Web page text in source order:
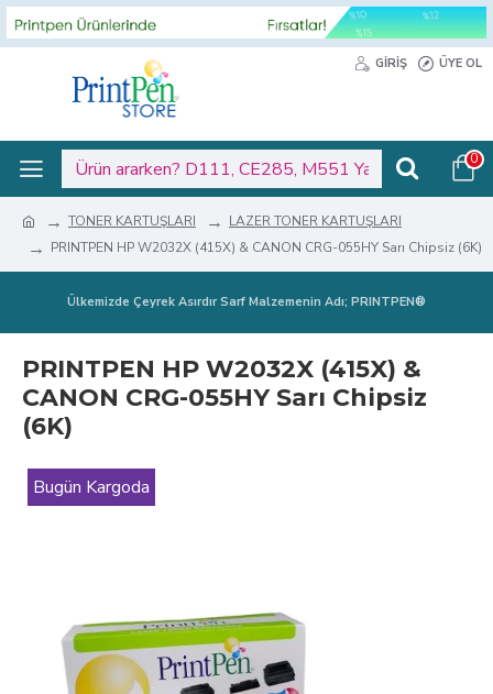
GIRIŞ ÜYE OL
0
TONER KARTUŞLARI
LAZER TONER KARTUŞLARI
PRINTPEN HP W2032X (415X) & CANON CRG-055HY Sarı Chipsiz (6K)
Ülkemizde Çeyrek Asırdır Sarf Malzemenin Adı; PRINTPEN®
PRINTPEN HP W2032X (415X) &
CANON CRG-055HY Sarı Chipsiz
(6K)
Bugün Kargoda